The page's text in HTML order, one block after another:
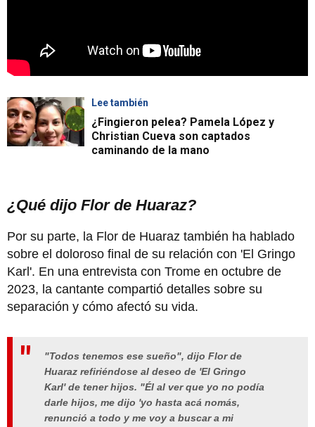
Lee también
¿Fingieron pelea? Pamela López y
Christian Cueva son captados
caminando de la mano
¿Qué dijo Flor de Huaraz?
Por su parte, la Flor de Huaraz también ha hablado
sobre el doloroso final de su relación con 'El Gringo
Karl'. En una entrevista con Trome en octubre de
2023, la cantante compartió detalles sobre su
separación y cómo afectó su vida.
"Todos tenemos ese sueño", dijo Flor de
Huaraz refiriéndose al deseo de 'El Gringo
Karl' de tener hijos. "Él al ver que yo no podía
darle hijos, me dijo 'yo hasta acá nomás,
renunció a todo y me voy a buscar a mi